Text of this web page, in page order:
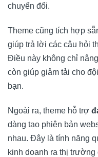
chuyển đổi.
Theme cũng tích hợp
giúp trả lời các câu hỏi
Điều này không chỉ
còn giúp giảm tải cho
bạn.
Ngoài ra, theme hỗ trợ
dàng tạo phiên bản
nhau. Đây là tính năng
kinh doanh ra thị trường